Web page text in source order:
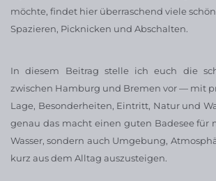
möchte, findet hier überraschend viele
Spazieren, Picknicken und Abschalten.
In diesem Beitrag stelle ich euch die
zwischen Hamburg und Bremen vor — mit
Lage, Besonderheiten, Eintritt, Natur und
genau das macht einen guten Badesee für
Wasser, sondern auch Umgebung,
kurz aus dem Alltag auszusteigen.